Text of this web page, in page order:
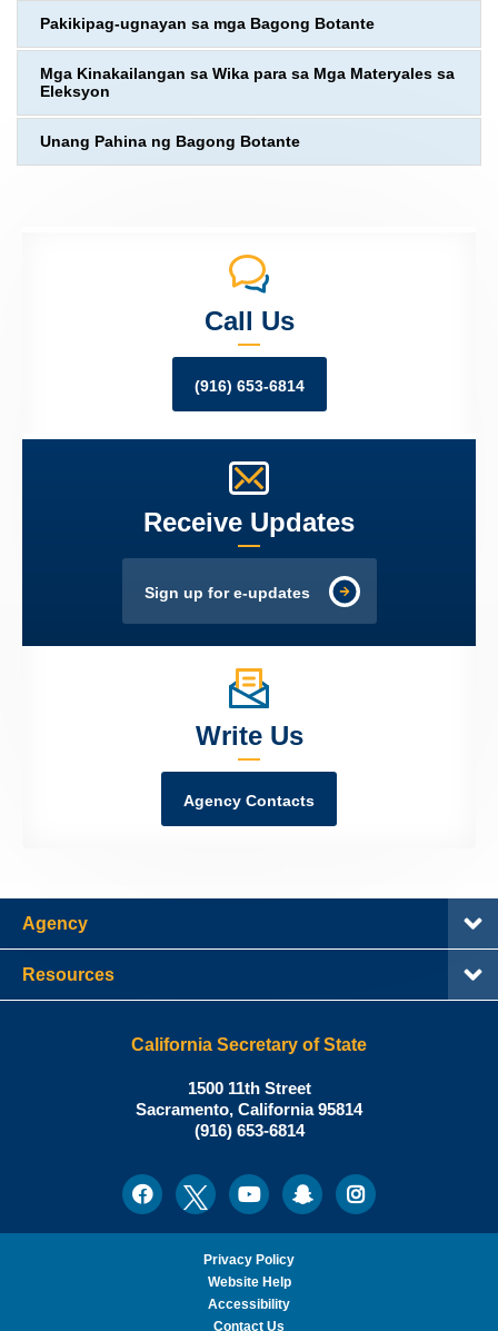
Pakikipag-ugnayan sa mga Bagong Botante
Mga Kinakailangan sa Wika para sa Mga Materyales sa
Eleksyon
Unang Pahina ng Bagong Botante
Call Us
(916) 653-6814
Receive Updates
Sign up for e-updates
Write Us
Agency Contacts
Agency
Resources
California Secretary of State
Shirley
N.
Weber,
California
Secretary
of
State
1500 11th Street
Sacramento, California95814
Office:
(916) 653-6814
FacebookTwitterYoutubeSnapchatInstagram
Privacy Policy
Website Help
Accessibility
Contact Us